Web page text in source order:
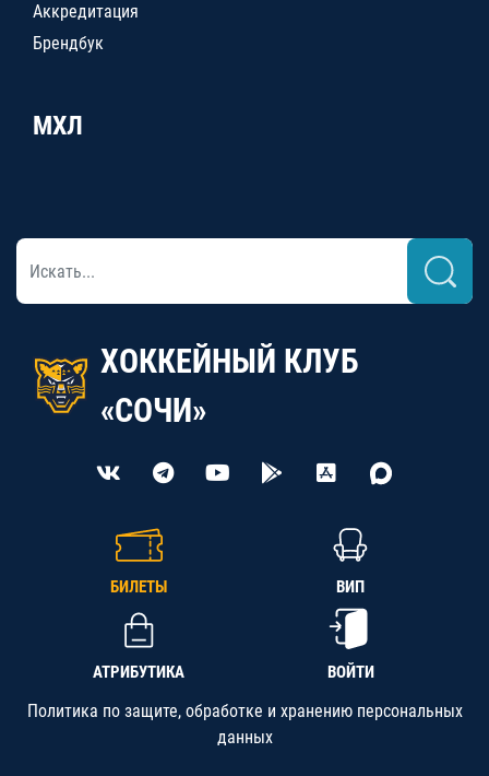
Аккредитация
Брендбук
МХЛ
ХОККЕЙНЫЙ КЛУБ
«СОЧИ»
БИЛЕТЫ ВИП
АТРИБУТИКА ВОЙТИ
Политика по защите, обработке и хранению персональных
данных